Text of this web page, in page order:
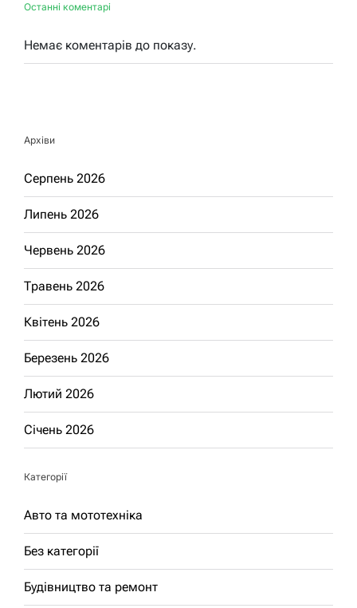
Останні коментарі
Немає коментарів до показу.
Архіви
Серпень 2026
Липень 2026
Червень 2026
Травень 2026
Квітень 2026
Березень 2026
Лютий 2026
Січень 2026
Категорії
Авто та мототехніка
Без категорії
Будівництво та ремонт